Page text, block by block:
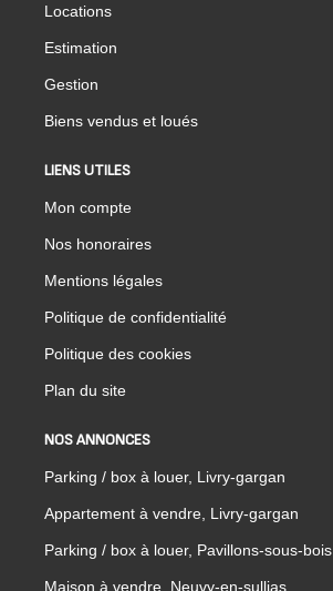
Locations
Estimation
Gestion
Biens vendus et loués
LIENS UTILES
Mon compte
Nos honoraires
Mentions légales
Politique de confidentialité
Politique des cookies
Plan du site
NOS ANNONCES
Parking / box à louer, Livry-gargan
Appartement à vendre, Livry-gargan
Parking / box à louer, Pavillons-sous-bois
Maison à vendre, Neuvy-en-sullias